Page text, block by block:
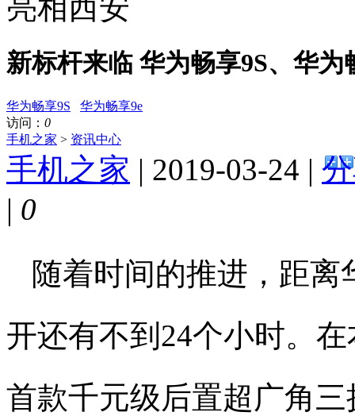
新标杆来临 华为畅享9S、华为
华为畅享9S
华为畅享9e
访问： 0
手机之家 > 资讯中心
手机之家 | 2019-03-24 |
| 0
随着时间的推进，距
开还有不到24个小时。
首款千元级后置超广角